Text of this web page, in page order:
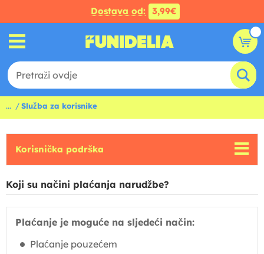
Dostava od: 3,99€
... Služba za korisnike
Korisnička podrška
Koji su načini plaćanja narudžbe?
Plaćanje je moguće na sljedeći način:
Plaćanje pouzećem